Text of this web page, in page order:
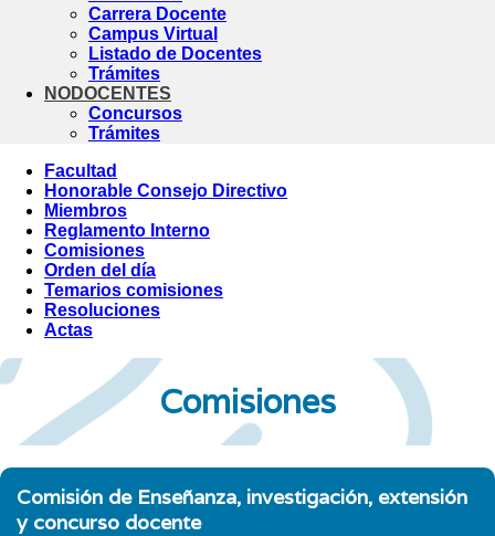
Carrera Docente
Campus Virtual
Listado de Docentes
Trámites
NODOCENTES
Concursos
Trámites
Facultad
Honorable Consejo Directivo
Miembros
Reglamento Interno
Comisiones
Orden del día
Temarios comisiones
Resoluciones
Actas
Comisiones
Comisión de Enseñanza, investigación, extensión
y concurso docente